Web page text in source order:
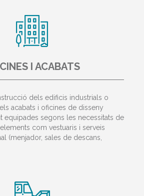
I ACABATS
dels edificis industrials o
acabats i oficines de disseny
equipades segons les necessitats de
com vestuaris i serveis
(menjador, sales de descans,